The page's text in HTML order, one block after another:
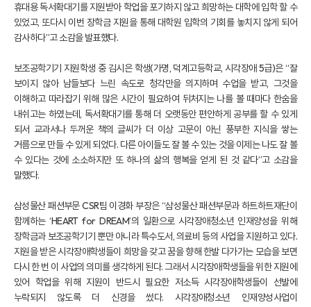
휴대용 독서확대기를 지원받아 학업을 포기하지 않고 희망하는 대학에 입학 할 수
있었고, 또다시 이번 장학금 지원을 통해 대학원 입학의 기회를 놓치지 않게 되어
감사하다”고 소감을 발표했다.
보조공학기기 지원학생 중 김시은 학생(가명, 덕계고등학교, 시각장애 5급)은 “잘
보이지 않아 남들보다 느린 속도로 청각만을 의지하며 수업을 받고, 그것을
이해하고 따라잡기 위해 많은 시간이 필요하여 뒤처지는 나를 볼 때마다 한숨을
내쉬고는 하였는데, 독서확대기를 통해 더 오랫동안 편안하게 공부를 할 수 있게
되서 교과서나 두꺼운 책의 글씨가 더 이상 고문이 아닌 풍부한 지식을 쌓는
거름으로 만들 수 있게 되었다. 다른 아이들도 잘 볼 수 있는 것을 이제는 나도 잘 볼
수 있다는 것에 소소하지만 또 하나의 삶의 행복을 얻게 된 것 같다”고 소감을
말했다.
삼성물산 패션부문 CSR팀 이경화 부장은 “삼성물산 패션부문과 하트하트재단이
함께하는 ‘HEART for DREAM’의 일환으로 시각장애청소년 인재양성을 위해
장학금과 보조공학기기 뿐만 아니라 특수도서, 의료비 등의 사업을 지원하고 있다.
지원을 받은 시각장애학생들이 희망을 갖고 꿈을 향해 한발 다가가는 모습을 보면
다시 한 번 이 사업의 의미를 생각하게 된다. 그래서 시각장애학생들을 위한 지원에
있어 학업을 위해 지원이 반드시 필요한 저소득 시각장애학생들이 선발에
누락되지 않도록 더 신경을 썼다. 시각장애청소년 인재양성사업이